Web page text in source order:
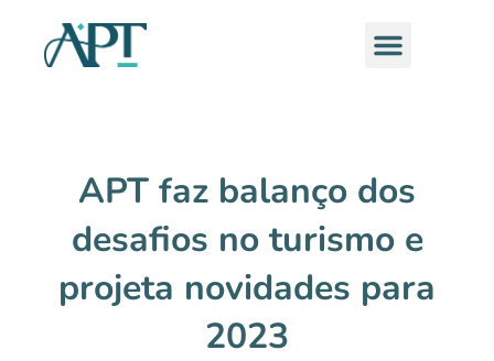
Menu
APT faz balanço dos
desafios no turismo e
projeta novidades para
2023